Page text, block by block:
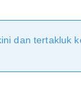
dan tertakluk